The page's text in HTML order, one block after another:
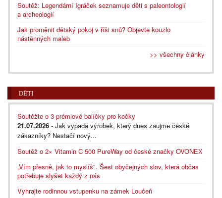
Soutěž: Legendární Igráček seznamuje děti s paleontologií
a archeologií
Jak proměnit dětský pokoj v říši snů? Objevte kouzlo
nástěnných maleb
>> všechny články
DĚTI
Soutěžte o 3 prémiové balíčky pro kočky
21.07.2026 - Jak vypadá výrobek, který dnes zaujme české
zákazníky? Nestačí nový...
Soutěž o 2× Vitamin C 500 PureWay od české značky OVONEX
„Vím přesně, jak to myslíš". Šest obyčejných slov, která občas
potřebuje slyšet každý z nás
Vyhrajte rodinnou vstupenku na zámek Loučeň